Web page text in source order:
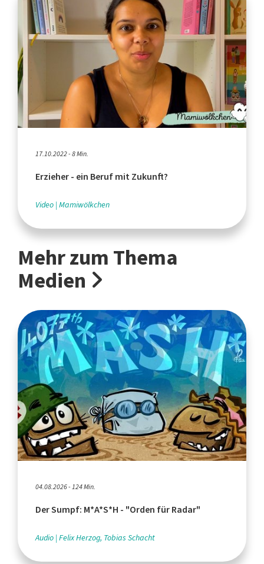
17.10.2022 - 8 Min.
Erzieher - ein Beruf mit Zukunft?
Video Mamiwölkchen
Mehr zum Thema
Medien
04.08.2026 - 124 Min.
Der Sumpf: M*A*S*H - "Orden für Radar"
Audio Felix Herzog, Tobias Schacht